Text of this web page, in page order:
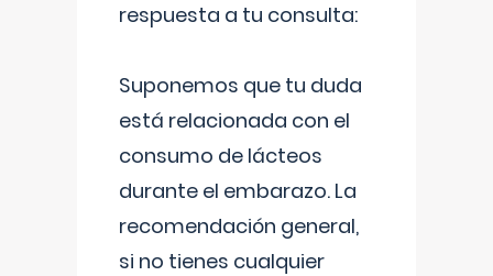
respuesta a tu consulta:
Suponemos que tu duda
está relacionada con el
consumo de lácteos
durante el embarazo. La
recomendación general,
si no tienes cualquier